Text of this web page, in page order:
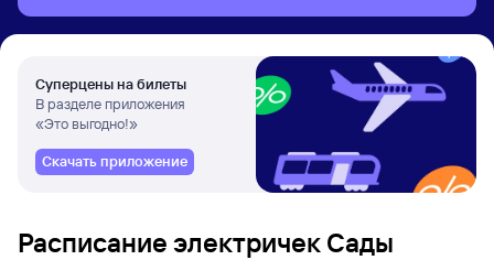
Суперцены на билеты
В разделе приложения
«Это выгодно!»
Скачать приложение
Расписание электричек Сады